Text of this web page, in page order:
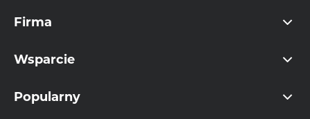
Firma
Wsparcie
Popularny